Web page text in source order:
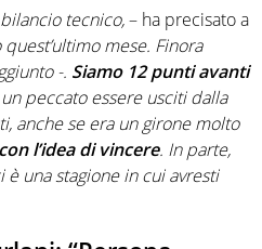
tecnico,– ha precisato a
mese. Finora
-. Siamo 12 punti avanti
peccato essere usciti dalla
anche se era un girone molto
l’idea di vincere. In parte,
una stagione in cui avresti